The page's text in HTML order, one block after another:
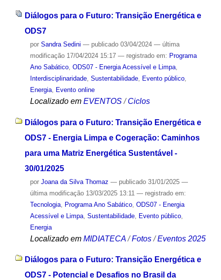
Diálogos para o Futuro: Transição Energética e
ODS7
por Sandra Sedini — publicado03/04/2024 — última
modificação17/04/2024 15:17 — registrado em: Programa
Ano Sabático, ODS07 - Energia Acessível e Limpa,
Interdisciplinaridade, Sustentabilidade, Evento público,
Energia, Evento online
Localizado em EVENTOS /Ciclos
Diálogos para o Futuro: Transição Energética e
ODS7 - Energia Limpa e Cogeração: Caminhos
para uma Matriz Energética Sustentável -
30/01/2025
por Joana da Silva Thomaz — publicado31/01/2025 —
última modificação13/03/2025 13:11 — registrado em:
Tecnologia, Programa Ano Sabático, ODS07 - Energia
Acessível e Limpa, Sustentabilidade, Evento público,
Energia
Localizado em MIDIATECA /Fotos /Eventos 2025
Diálogos para o Futuro: Transição Energética e
ODS7 - Potencial e Desafios no Brasil da